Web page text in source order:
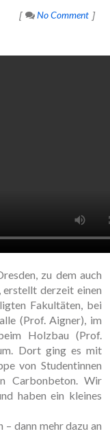
No Comment
zu dem auch
erstellt derzeit einen
Fakultäten, bei
(Prof. Aigner), im
Holzbau (Prof.
Dort ging es mit
von Studentinnen
Carbonbeton. Wir
haben ein kleines
dann mehr dazu an